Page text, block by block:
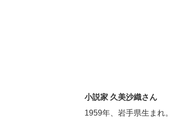
小説家 久美沙織さん
1959年、岩手県生まれ